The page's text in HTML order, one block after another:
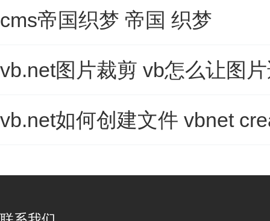
cms帝国织梦 帝国 织梦
vb.net图片裁剪 vb怎么让图
vb.net如何创建文件 vbnet